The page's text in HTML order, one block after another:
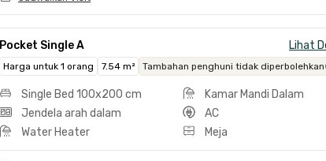
Pocket Single A Lihat
Harga untuk 1 orang 7.54 m² Tambahan penghuni tidak diperbolehkan
Single Bed 100x200 cm
Kamar Mandi Dalam
Jendela arah dalam
AC
Water Heater
Meja